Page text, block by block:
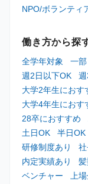
NPO/ボランティ
働き方から探
全学年対象 一
週2日以下OK
大学2年生におす
大学4年生におす
28卒におすすめ
土日OK
半日OK
研修制度あり
内定実績あり
ベンチャー
上